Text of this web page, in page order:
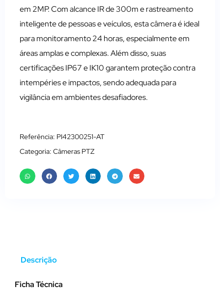
em 2MP. Com alcance IR de 300m e rastreamento
inteligente de pessoas e veículos, esta câmera é ideal
para monitoramento 24 horas, especialmente em
áreas amplas e complexas. Além disso, suas
certificações IP67 e IK10 garantem proteção contra
intempéries e impactos, sendo adequada para
vigilância em ambientes desafiadores.
Referência: PI42300251-AT
Categoria: Câmeras PTZ
Descrição
Ficha Técnica